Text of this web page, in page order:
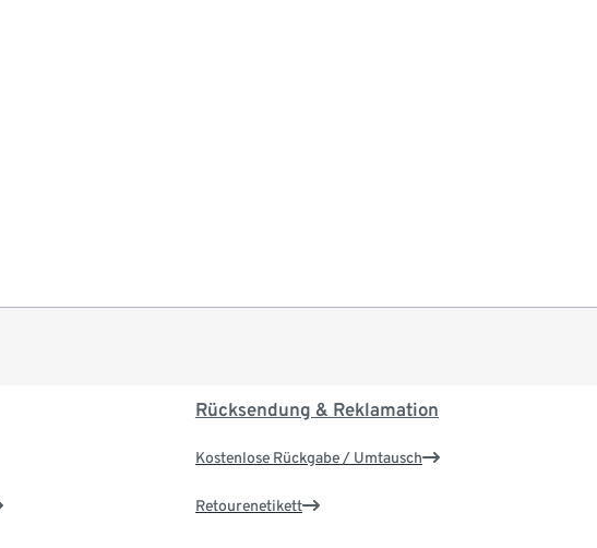
Rücksendung & Reklamation
Kostenlose Rückgabe / Umtausch
Retourenetikett